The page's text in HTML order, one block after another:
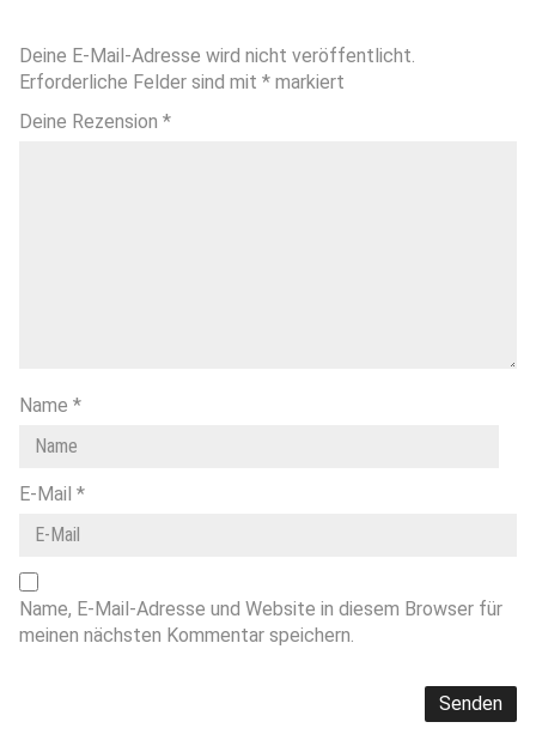
Deine E-Mail-Adresse wird nicht veröffentlicht.
Erforderliche Felder sind mit * markiert
Deine Rezension *
Name *
E-Mail *
Name, E-Mail-Adresse und Website in diesem Browser für
meinen nächsten Kommentar speichern.